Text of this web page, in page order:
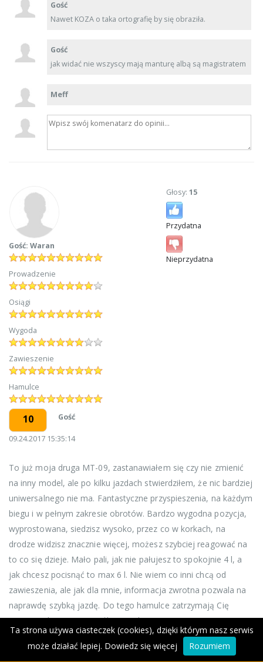
Gość
Nawet KOZA o taka ortografię by się obraziła.
Gość
jak widać nie wszyscy mają manturę albą są magistratem
Meff
Gość: Waran
Prowadzenie
Osiągi
Wygoda
Zawieszenie
Hamulce
Głosy: 15
Przydatna
Nieprzydatna
10 Gość
09.24.2017 15:35:14
To już moja druga MT-09, zastanawiałem się czy nie zmienić
na inny model, ale po kilku jazdach stwierdziłem, że nic bardziej
uniwersalnego nie ma. Fantastyczne przyspieszenia, na każdym
biegu i w pełnym zakresie obrotów. Bardzo wygodna pozycja,
wyprostowana, siedzisz wysoko, przez co w korkach, na
drodze widzisz znacznie więcej, możesz szybciej reagować na
to co się dzieje. Mało pali, jak nie pałujesz to spokojnie 4 l, a
jak chcesz pocisnąć to max 6 l. Nie wiem co inni chcą od
zawieszenia, ale jak dla mnie, informacja zwrotna pozwala na
naprawdę szybką jazdę. Do tego hamulce zatrzymają Cię
zawsze gdy o tym pomyślisz i zechcesz :)
Gość
Ta strona używa ciasteczek (cookies), dzięki którym nasz serwis
może działać lepiej. Dowiedz się więcej Rozumiem